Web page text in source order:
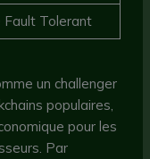
Fault Tolerant
un challenger
populaires,
pour les
Par